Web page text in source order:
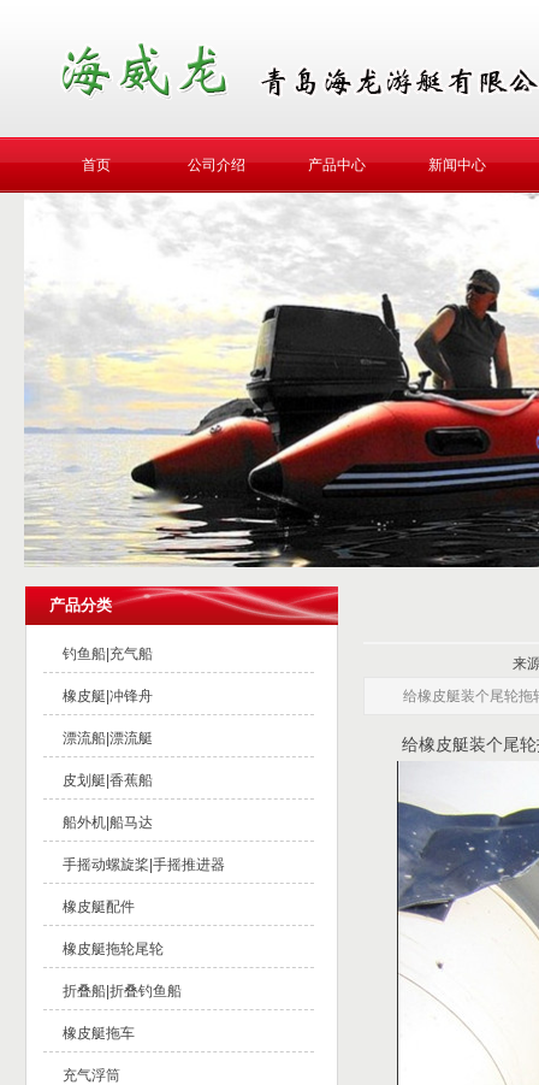
首页 公司介绍 产品中心 新闻中心
来
给橡皮艇装个尾轮拖
给橡皮艇装个尾
产品分类
钓鱼船|充气船
橡皮艇|冲锋舟
漂流船|漂流艇
皮划艇|香蕉船
船外机|船马达
手摇动螺旋桨|手摇推进器
橡皮艇配件
橡皮艇拖轮尾轮
折叠船|折叠钓鱼船
橡皮艇拖车
充气浮筒